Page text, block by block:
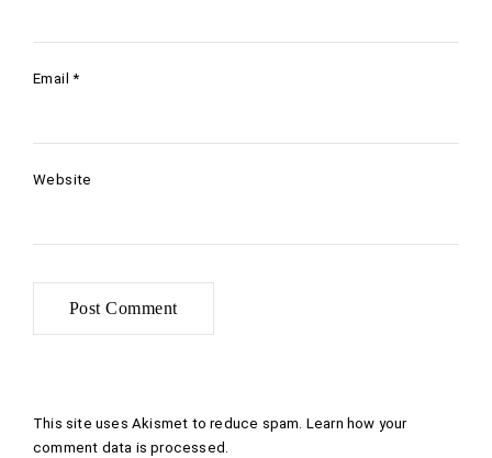
Email*
Website
This site uses Akismet to reduce spam. Learn how your
comment data is processed .